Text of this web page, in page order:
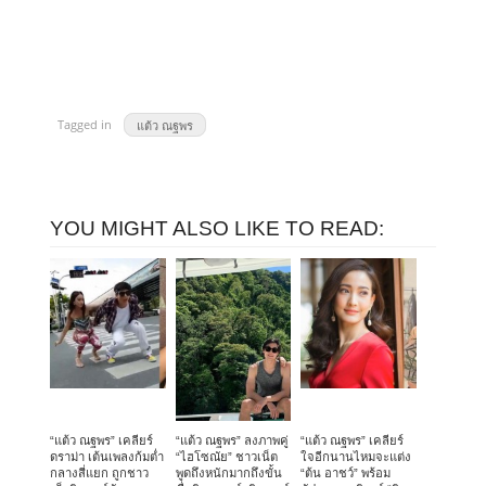
Tagged in แต้ว ณฐพร
YOU MIGHT ALSO LIKE TO READ:
“แต้ว ณฐพร” เคลียร์
ดราม่า เต้นเพลงก้มต่ำ
กลางสี่แยก ถูกชาว
“แต้ว ณฐพร” ลงภาพคู่
“ไฮโซณัย” ชาวเน็ต
พูดถึงหนักมากถึงขั้น
“แต้ว ณฐพร” เคลียร์
ใจอีกนานไหมจะแต่ง
“ต้น อาชว์” พร้อม